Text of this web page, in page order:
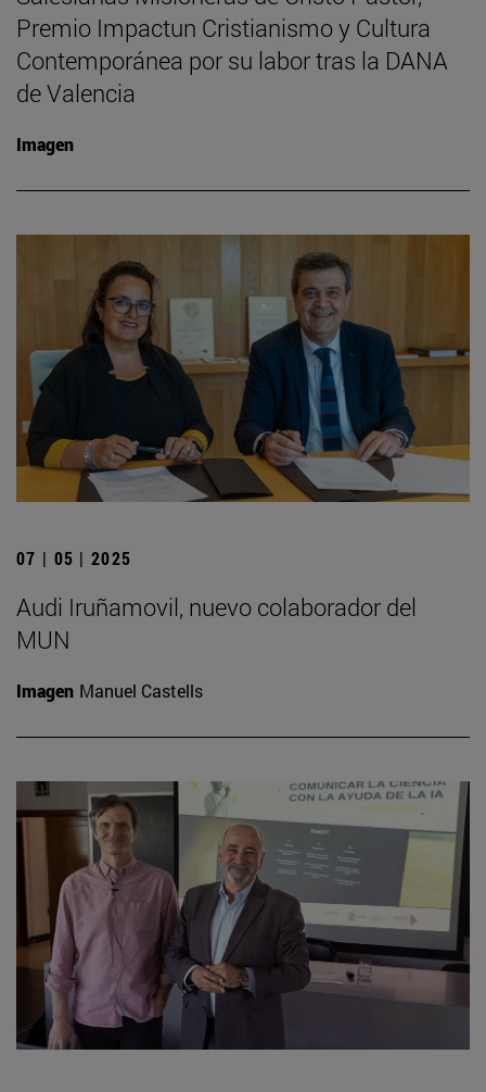
Premio Impactun Cristianismo y Cultura
Contemporánea por su labor tras la DANA
de Valencia
Imagen
07 | 05 | 2025
Audi Iruñamovil, nuevo colaborador del
MUN
Imagen Manuel Castells